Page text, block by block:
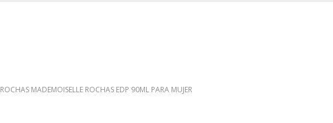
ROCHAS MADEMOISELLE ROCHAS EDP 90ML PARA MUJER